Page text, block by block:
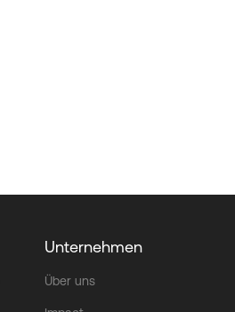
Unternehmen
Über uns